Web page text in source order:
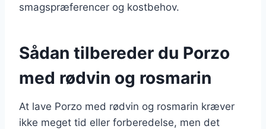
smagspræferencer og kostbehov.
Sådan tilbereder du Porzo
med rødvin og rosmarin
At lave Porzo med rødvin og rosmarin kræver
ikke meget tid eller forberedelse, men det